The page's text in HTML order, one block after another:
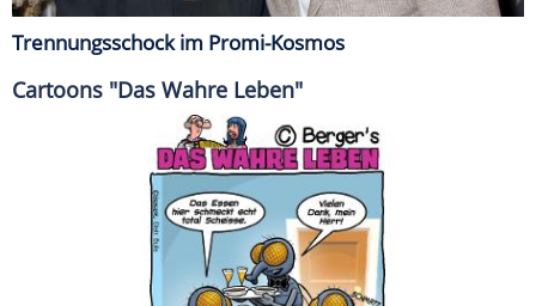
Trennungsschock im Promi-Kosmos
Cartoons "Das Wahre Leben"